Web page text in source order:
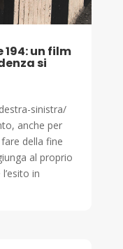
un film
si
sinistra/
anche per
della fine
al proprio
in